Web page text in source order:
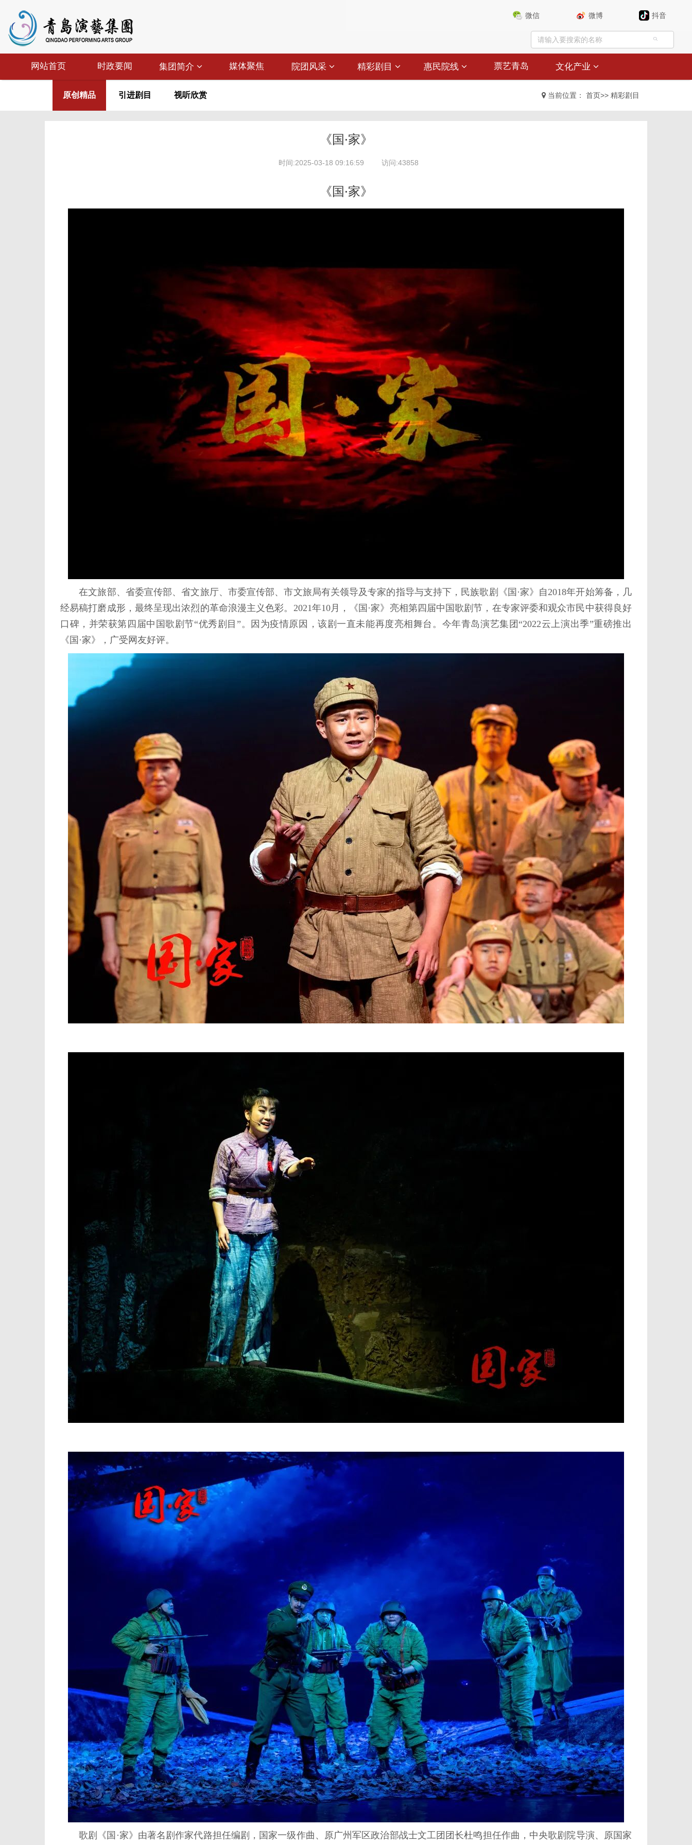
微信 微博 抖音
网站首页 时政要闻 集团简介 媒体聚焦 院团风采 精彩剧目 惠民院线 票艺青岛 文化产业
原创精品 引进剧目 视听欣赏 当前位置： 首页>> 精彩剧目
《国·家》
时间:2025-03-18 09:16:59 访问:43858
《国·家》
在文旅部、省委宣传部、省文旅厅、市委宣传部、市文旅局有关领导及专家的指导与支持下，民族歌剧《国·家》自2018年开始筹备，几
经易稿打磨成形，最终呈现出浓烈的革命浪漫主义色彩。2021年10月，《国·家》亮相第四届中国歌剧节，在专家评委和观众市民中获得良好
口碑，并荣获第四届中国歌剧节“优秀剧目”。因为疫情原因，该剧一直未能再度亮相舞台。今年青岛演艺集团“2022云上演出季”重磅推出
《国·家》，广受网友好评。
歌剧《国·家》由著名剧作家代路担任编剧，国家一级作曲、原广州军区政治部战士文工团团长杜鸣担任作曲，中央歌剧院导演、原国家